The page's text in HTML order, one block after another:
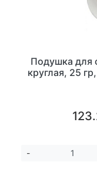
Подушка для
круглая, 25
-